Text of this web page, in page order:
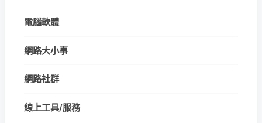
電腦軟體
網路大小事
網路社群
線上工具/服務